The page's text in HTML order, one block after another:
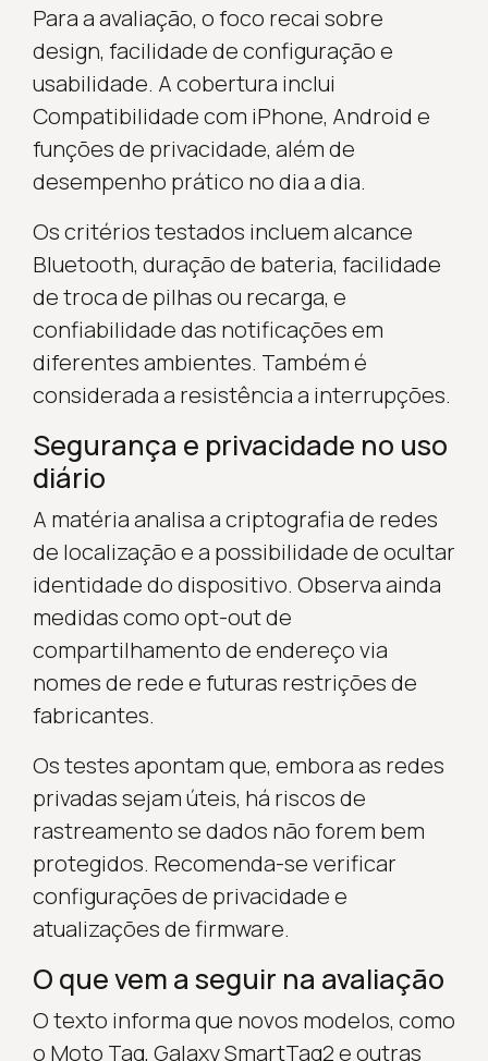
Para a avaliação, o foco recai sobre
design, facilidade de configuração e
usabilidade. A cobertura inclui
Compatibilidade com iPhone, Android e
funções de privacidade, além de
desempenho prático no dia a dia.
Os critérios testados incluem alcance
Bluetooth, duração de bateria, facilidade
de troca de pilhas ou recarga, e
confiabilidade das notificações em
diferentes ambientes. Também é
considerada a resistência a interrupções.
Segurança e privacidade no uso
diário
A matéria analisa a criptografia de redes
de localização e a possibilidade de ocultar
identidade do dispositivo. Observa ainda
medidas como opt-out de
compartilhamento de endereço via
nomes de rede e futuras restrições de
fabricantes.
Os testes apontam que, embora as redes
privadas sejam úteis, há riscos de
rastreamento se dados não forem bem
protegidos. Recomenda-se verificar
configurações de privacidade e
atualizações de firmware.
O que vem a seguir na avaliação
O texto informa que novos modelos, como
o Moto Tag, Galaxy SmartTag2 e outras